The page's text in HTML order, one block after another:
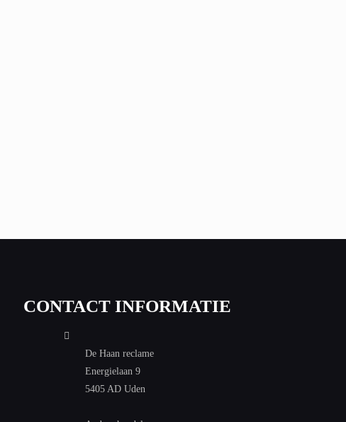
CONTACT INFORMATIE
De Haan reclame
Energielaan 9
5405 AD Uden